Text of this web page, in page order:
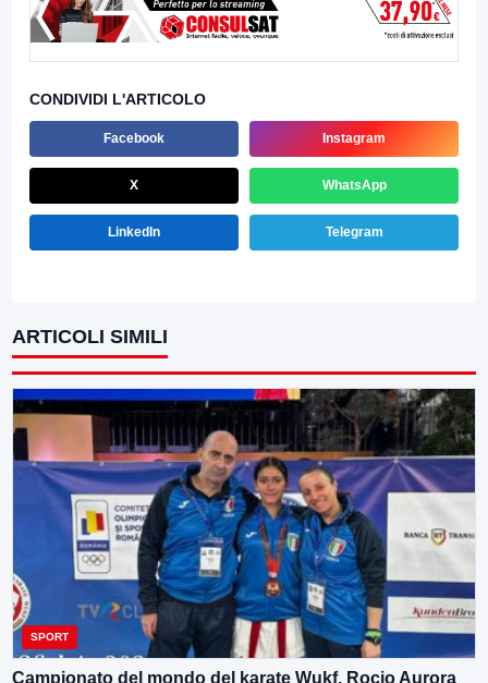
CONDIVIDI L'ARTICOLO
Facebook Instagram
X WhatsApp
LinkedIn Telegram
ARTICOLI SIMILI
SPORT
Campionato del mondo del karate Wukf. Rocio Aurora